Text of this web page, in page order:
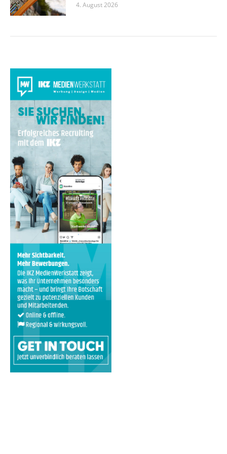
4. August 2026